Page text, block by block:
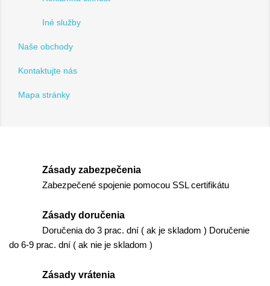
Iné služby
Naše obchody
Kontaktujte nás
Mapa stránky
Zásady zabezpečenia
Zabezpečené spojenie pomocou SSL certifikátu
Zásady doručenia
Doručenia do 3 prac. dní ( ak je skladom ) Doručenie
do 6-9 prac. dní ( ak nie je skladom )
Zásady vrátenia